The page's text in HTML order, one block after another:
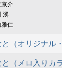
京介
湧
雅仁
（オリジナル
（メロ入りカ